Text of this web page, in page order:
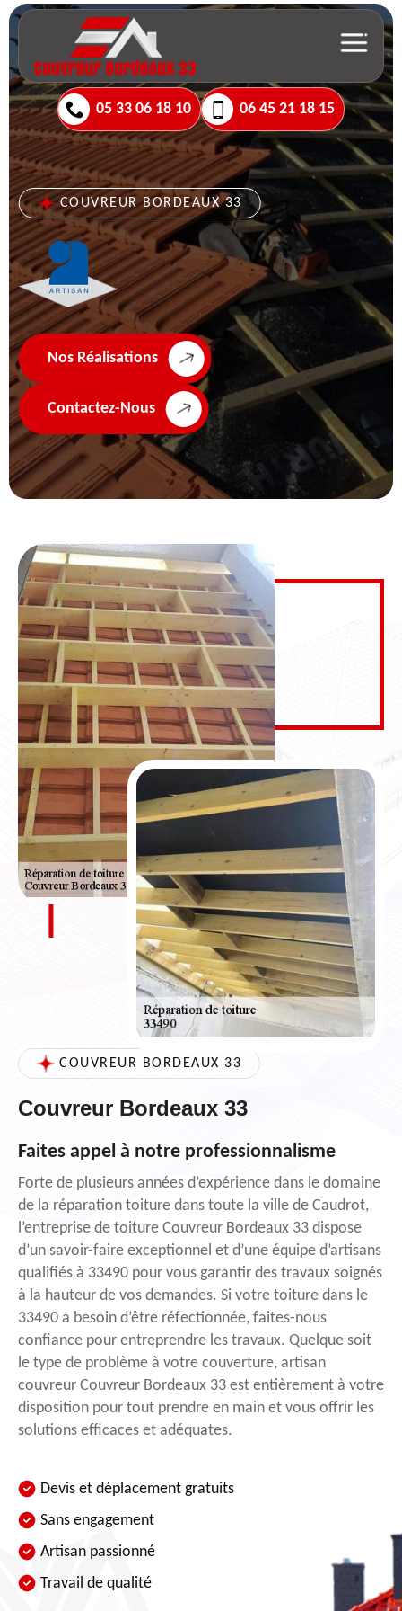
05 33 06 18 10 06 45 21 18 15
COUVREUR BORDEAUX 33
Nos Réalisations
Contactez-Nous
COUVREUR BORDEAUX 33
Couvreur Bordeaux 33
Faites appel à notre professionnalisme
Forte de plusieurs années d’expérience dans le domaine
de la réparation toiture dans toute la ville de Caudrot,
l’entreprise de toiture Couvreur Bordeaux 33 dispose
d’un savoir-faire exceptionnel et d’une équipe d’artisans
qualifiés à 33490 pour vous garantir des travaux soignés
à la hauteur de vos demandes. Si votre toiture dans le
33490 a besoin d’être réfectionnée, faites-nous
confiance pour entreprendre les travaux. Quelque soit
le type de problème à votre couverture, artisan
couvreur Couvreur Bordeaux 33 est entièrement à votre
disposition pour tout prendre en main et vous offrir les
solutions efficaces et adéquates.
Devis et déplacement gratuits
Sans engagement
Artisan passionné
Travail de qualité